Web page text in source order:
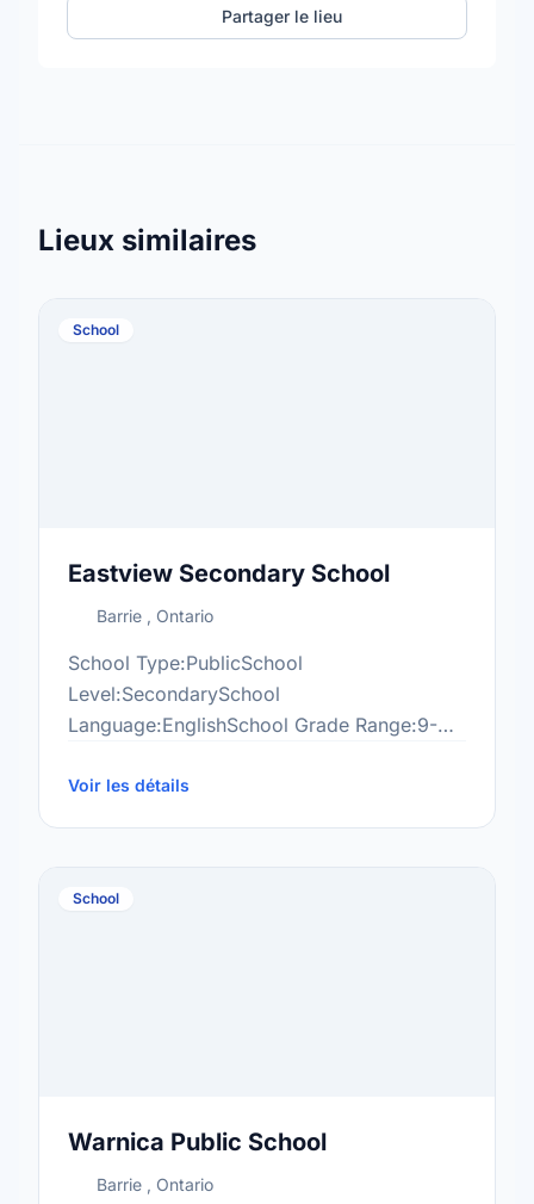
Partager le lieu
Lieux similaires
School
Eastview Secondary School
Barrie , Ontario
School Type:PublicSchool
Level:SecondarySchool
Language:EnglishSchool Grade Range:9-
at:http://www.eastviewss.ca/
Voir les détails
School
Warnica Public School
Barrie , Ontario